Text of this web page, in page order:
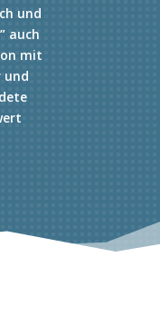
und
auch
mit
und